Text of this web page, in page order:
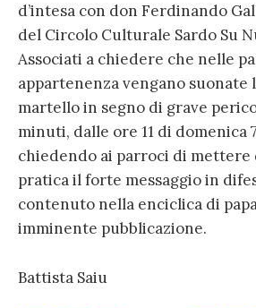
d’intesa con don Ferdinando
del Circolo Culturale Sardo Su
Associati a chiedere che nelle
appartenenza vengano suonate
martello in segno di grave
minuti, dalle ore 11 di domenica
chiedendo ai parroci di mettere
pratica il forte messaggio in
contenuto nella enciclica di
imminente pubblicazione.
Battista Saiu